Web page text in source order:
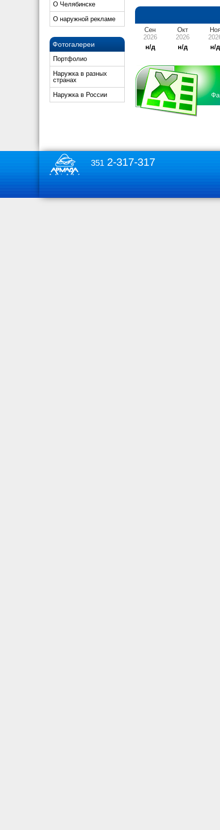
О Челябинске
О наружной рекламе
Фотогалереи
Портфолио
Наружка в разных
странах
Наружка в России
Сен
2026
н/д
Окт
2026
н/д
н/д
3512-317-317